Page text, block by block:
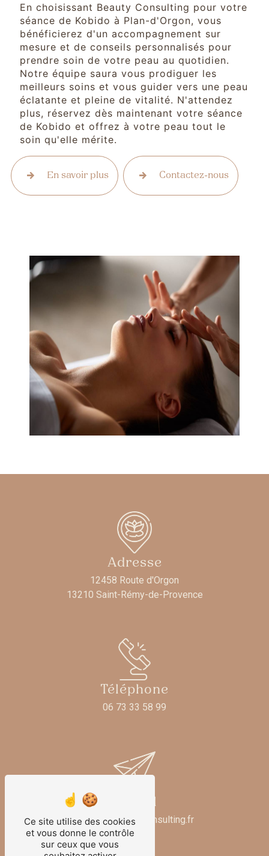
En choisissant Beauty Consulting pour votre
séance de Kobido à Plan-d'Orgon, vous
bénéficierez d'un accompagnement sur
mesure et de conseils personnalisés pour
prendre soin de votre peau au quotidien.
Notre équipe saura vous prodiguer les
meilleurs soins et vous guider vers une peau
éclatante et pleine de vitalité. N'attendez
plus, réservez dès maintenant votre séance
de Kobido et offrez à votre peau tout le
soin qu'elle mérite.
En savoir plus Contactez-nous
Adresse
12458 Route d'Orgon
13210 Saint-Rémy-de-Provence
Téléphone
06 73 33 58 99
E-mail
contact@beautyconsulting.fr
Ce site utilise des cookies
et vous donne le contrôle
sur ceux que vous